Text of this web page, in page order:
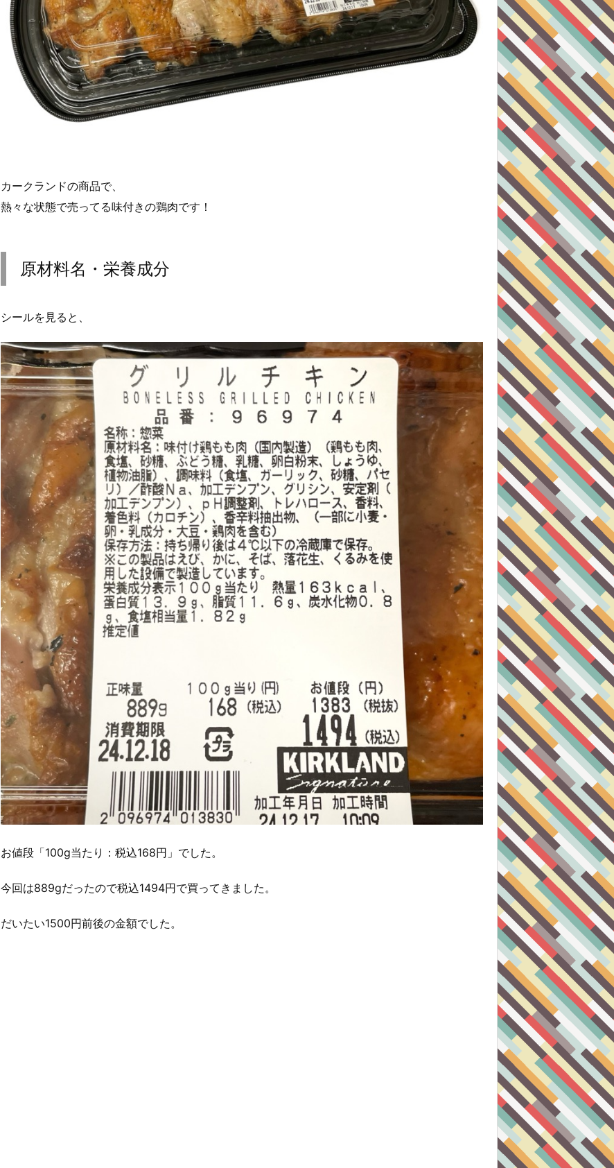
カークランドの商品で、
熱々な状態で売ってる味付きの鶏肉です！
原材料名・栄養成分
シールを見ると、
お値段「100g当たり：税込168円」でした。
今回は889gだったので税込1494円で買ってきました。
だいたい1500円前後の金額でした。